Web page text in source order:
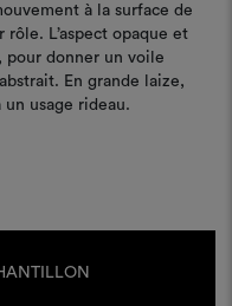
à la surface de
L’aspect opaque et
donner un voile
En grande laize,
usage rideau.